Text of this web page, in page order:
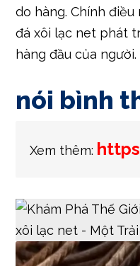
do hàng. Chính
đá xôi lạc net phát
hàng đầu của người.
nói bình
Xem thêm: